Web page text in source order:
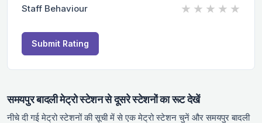
Staff Behaviour ★ ★ ★ ★ ★
Submit Rating
समयपुर बादली मेट्रो स्टेशन से दूसरे स्टेशनों का रूट देखें
नीचे दी गई मेट्रो स्टेशनों की सूची में से एक मेट्रो स्टेशन चुनें और समयपुर बादली